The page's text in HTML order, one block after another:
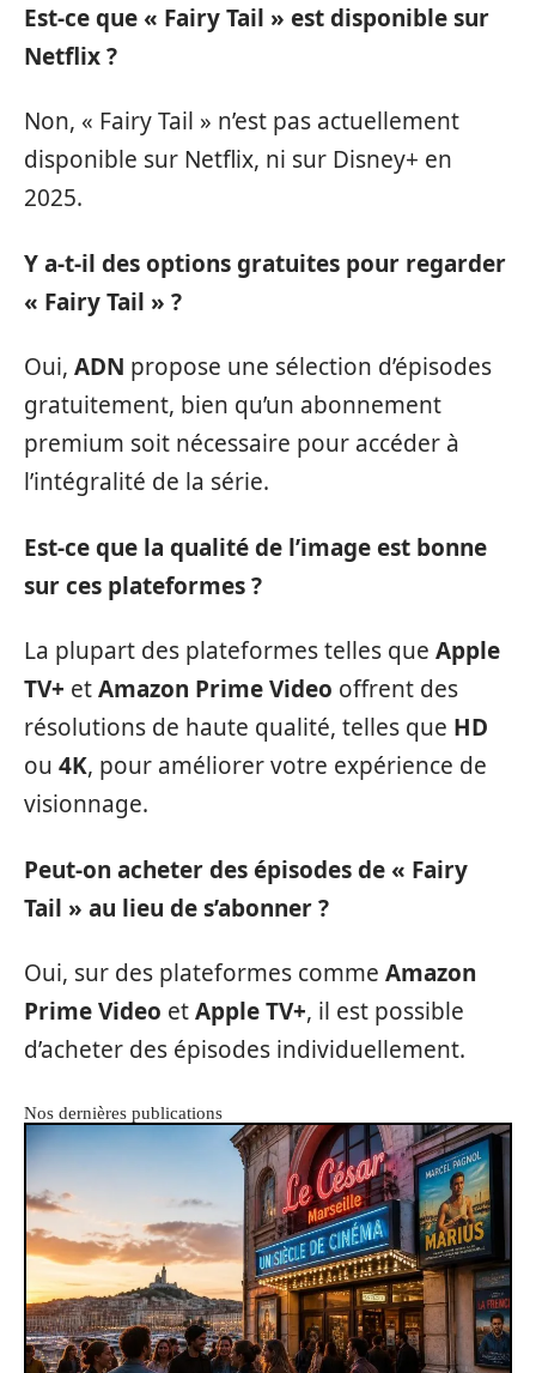
Est-ce que « Fairy Tail » est disponible sur
Netflix ?
Non, « Fairy Tail » n’est pas actuellement
disponible sur Netflix, ni sur Disney+ en
2025.
Y a-t-il des options gratuites pour regarder
« Fairy Tail » ?
Oui, ADN propose une sélection d’épisodes
gratuitement, bien qu’un abonnement
premium soit nécessaire pour accéder à
l’intégralité de la série.
Est-ce que la qualité de l’image est bonne
sur ces plateformes ?
La plupart des plateformes telles que Apple
TV+ etAmazon Prime Video offrent des
résolutions de haute qualité, telles que HD
ou 4K, pour améliorer votre expérience de
visionnage.
Peut-on acheter des épisodes de « Fairy
Tail » au lieu de s’abonner ?
Oui, sur des plateformes comme Amazon
Prime Video etApple TV+, il est possible
d’acheter des épisodes individuellement.
Nos dernières publications